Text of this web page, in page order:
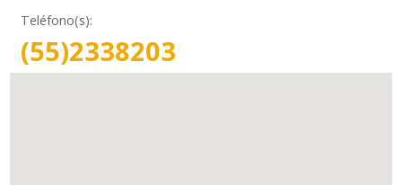
Teléfono(s):
(55)2338203